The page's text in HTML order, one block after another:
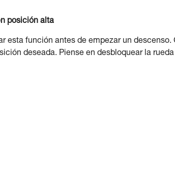
posición alta
esta función antes de empezar un descenso.
deseada. Piense en desbloquear la rueda